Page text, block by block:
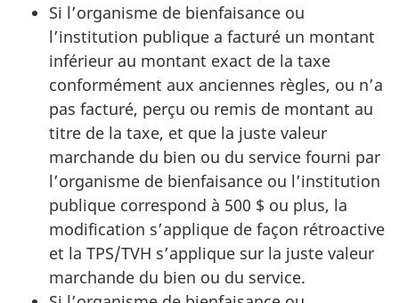
Si l’organisme de bienfaisance ou
l’institution publique a facturé un montant
inférieur au montant exact de la taxe
conformément aux anciennes règles, ou n’a
pas facturé, perçu ou remis de montant au
titre de la taxe, et que la juste valeur
marchande du bien ou du service fourni par
l’organisme de bienfaisance ou l’institution
publique correspond à 500 $ ou plus, la
modification s’applique de façon rétroactive
et la TPS/TVH s’applique sur la juste valeur
marchande du bien ou du service.